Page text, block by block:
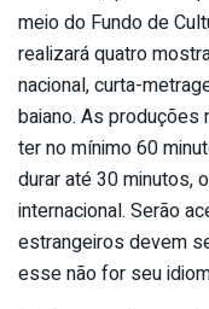
meio do Fundo de
realizará quatro
nacional, curta-
baiano. As
ter no mínimo 60
durar até 30 minutos,
internacional. Serão
estrangeiros devem
esse não for seu